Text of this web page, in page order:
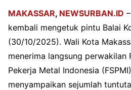
MAKASSAR, NEWSURBAN.ID
kembali mengetuk pintu Balai
(30/10/2025). Wali Kota
menerima langsung perwakilan
Pekerja Metal Indonesia
menyampaikan sejumlah